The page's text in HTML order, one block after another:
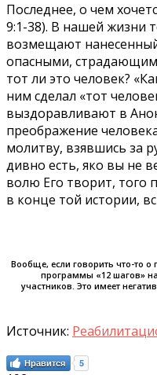
Последнее, о чем
9:1-38). В нашей жизни
возмещают
опасными,
тот ли это человек?
ним сделал «тот
выздоравливают в
преображение
молитву, взявшись за
дивно есть, яко вы не
волю Его творит, того
в конце той истории,
Вообще, если говорить что-то
программы «12 шагов»
участников. Это имеет
Источник:
Нравится 5